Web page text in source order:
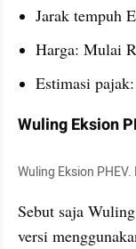
Jarak tempuh
Harga: Mulai
Estimasi
Wuling Eksion
Wuling Eksion
Sebut saja
versi